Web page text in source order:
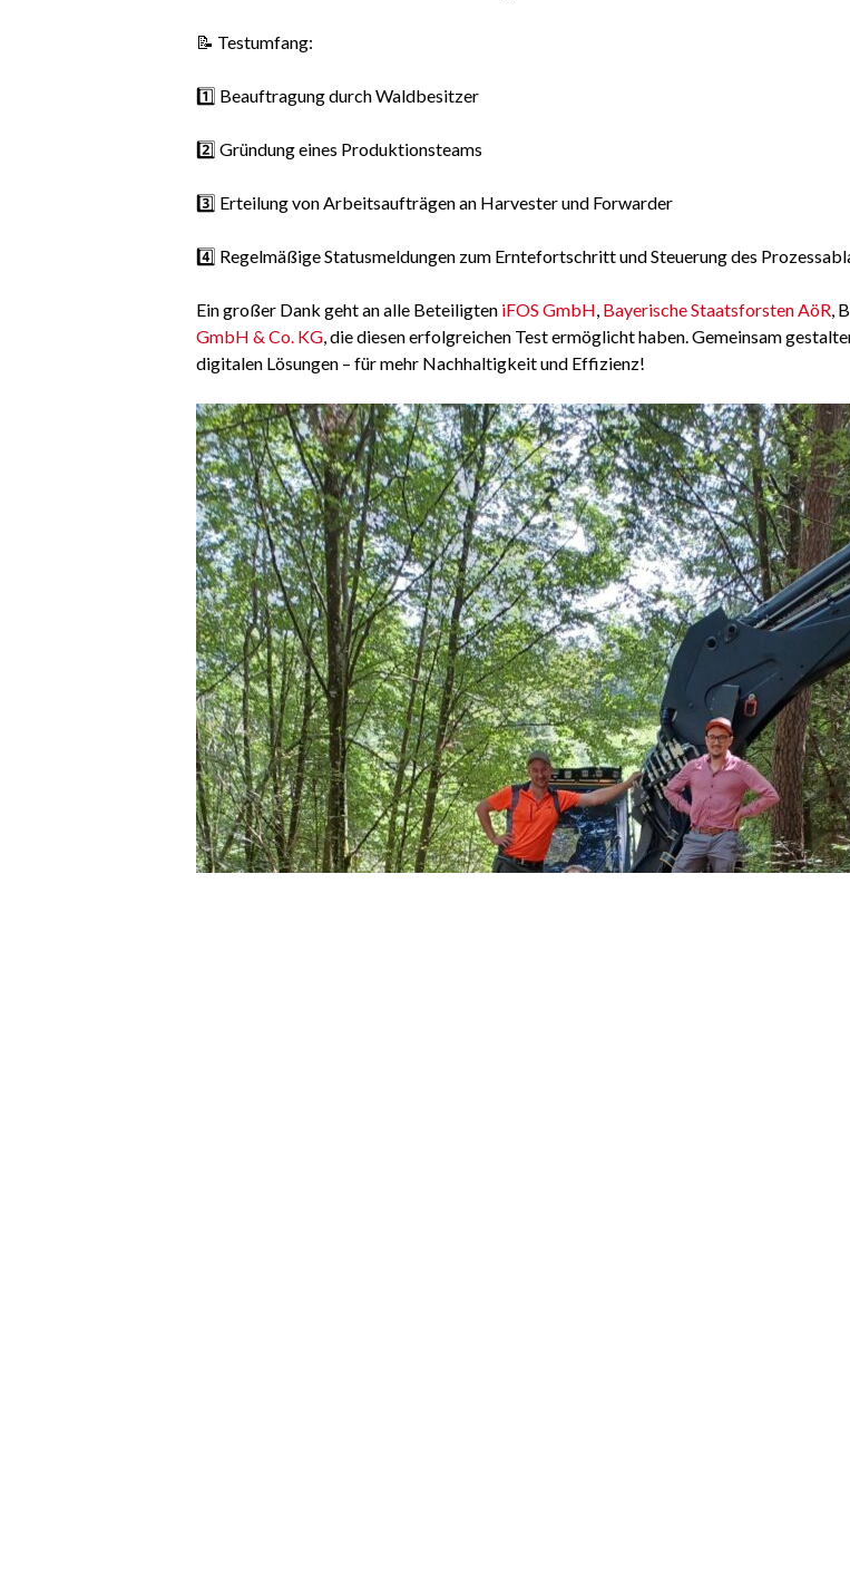
📝 Testumfang:
1️⃣ Beauftragung durch Waldbesitzer
2️⃣ Gründung eines Produktionsteams
3️⃣ Erteilung von Arbeitsaufträgen an Harvester und Forwarder
4️⃣ Regelmäßige Statusmeldungen zum Erntefortschritt und Steuerung des
Ein großer Dank geht an alle Beteiligten iFOS GmbH Bayerische Staatsforsten AöR ,
GmbH & Co. KG , die diesen erfolgreichen Test ermöglicht haben. Gemeinsam
digitalen Lösungen – für mehr Nachhaltigkeit und Effizienz!